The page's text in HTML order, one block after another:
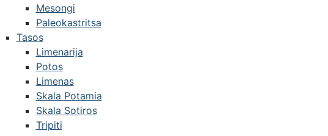
Mesongi
Paleokastritsa
Tasos
Limenarija
Potos
Limenas
Skala Potamia
Skala Sotiros
Tripiti